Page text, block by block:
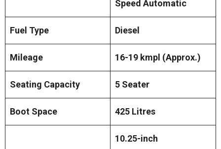
Speed Automatic
Fuel Type Diesel
Mileage 16-19 kmpl (Approx.)
Seating Capacity 5 Seater
Boot Space 425 Litres
10.25-inch